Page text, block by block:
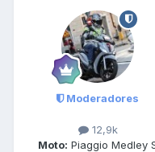
Moderadores
12,9k
Moto: Piaggio Medley